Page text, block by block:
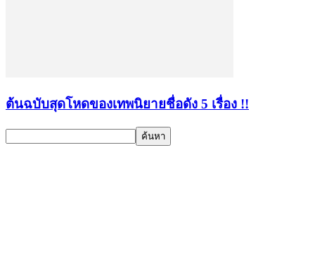
ต้นฉบับสุดโหดของเทพนิยายชื่อดัง 5 เรื่อง !!